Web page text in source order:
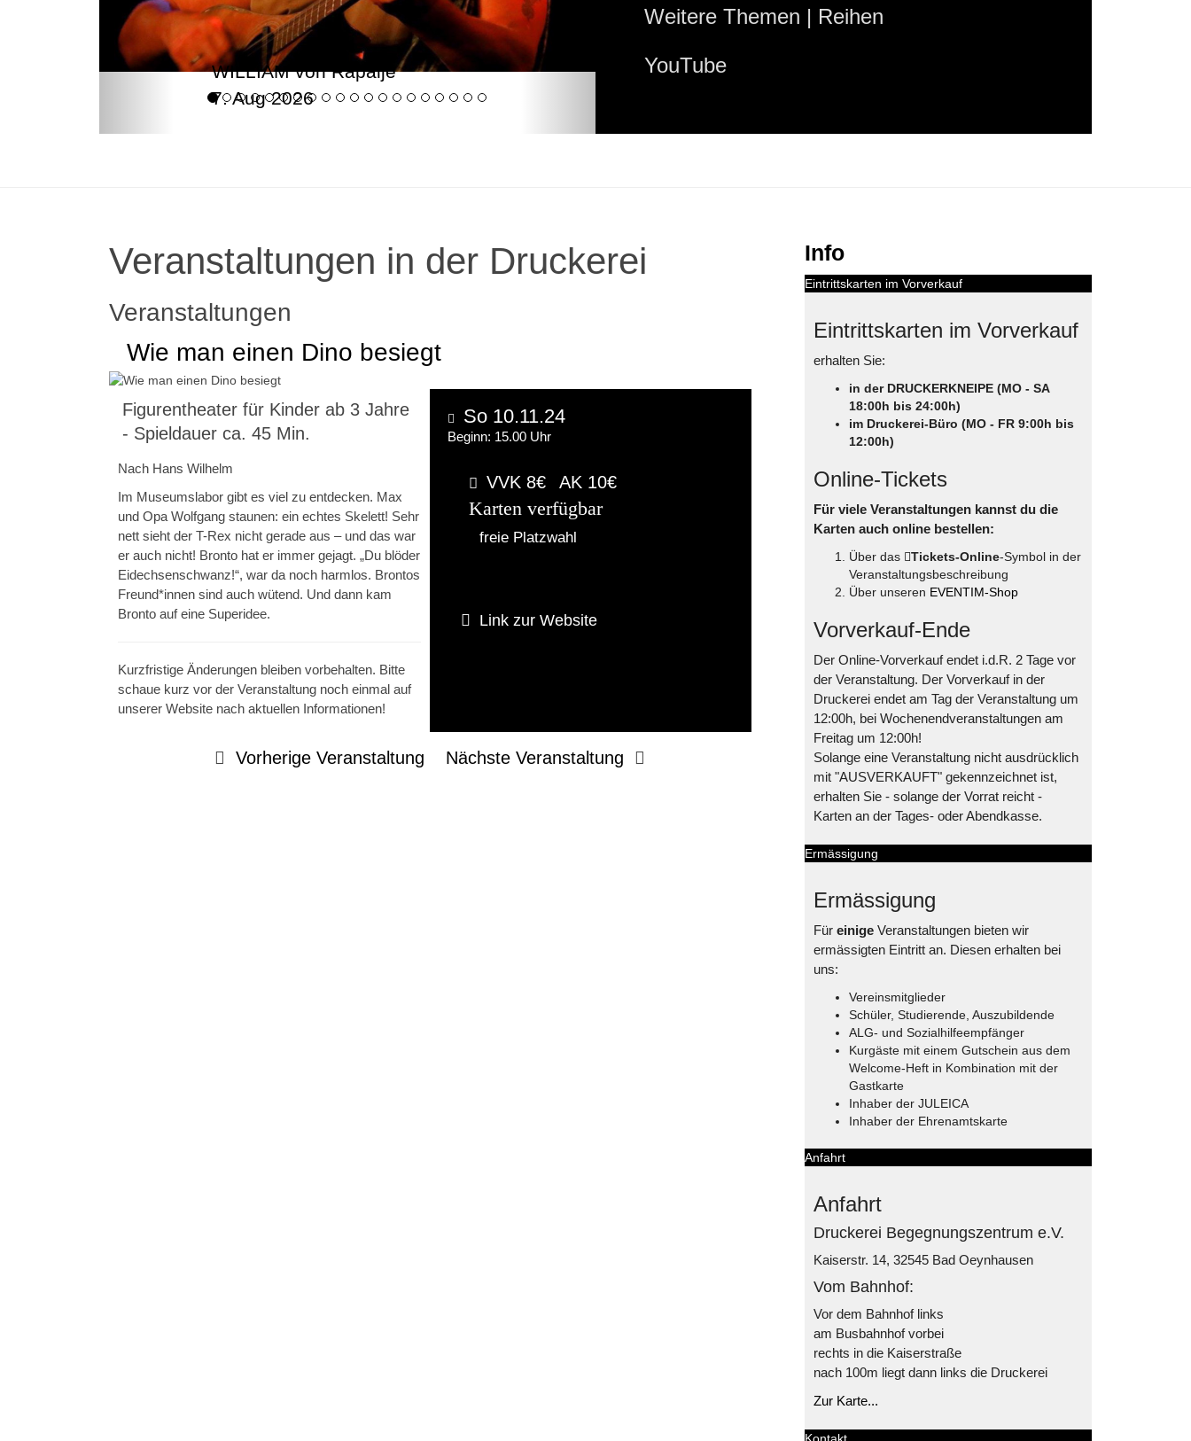
WILLIAM von Rapalje
7. Aug 2026
Weitere Themen | Reihen
YouTube
Veranstaltungen in der Druckerei
Veranstaltungen
Wie man einen Dino besiegt
Figurentheater für Kinder ab 3 Jahre
- Spieldauer ca. 45 Min.
Nach Hans Wilhelm
Im Museumslabor gibt es viel zu entdecken. Max
und Opa Wolfgang staunen: ein echtes Skelett! Sehr
nett sieht der T-Rex nicht gerade aus – und das war
er auch nicht! Bronto hat er immer gejagt. „Du blöder
Eidechsenschwanz!“, war da noch harmlos. Brontos
Freund*innen sind auch wütend. Und dann kam
Bronto auf eine Superidee.
Kurzfristige Änderungen bleiben vorbehalten. Bitte
schaue kurz vor der Veranstaltung noch einmal auf
unserer Website nach aktuellen Informationen!
So 10.11.24
Beginn: 15.00 Uhr
VVK 8€ AK 10€
Karten verfügbar
freie Platzwahl
Link zur Website
Vorherige Veranstaltung Nächste Veranstaltung
Info
Eintrittskarten im Vorverkauf
Eintrittskarten im Vorverkauf
erhalten Sie:
in der DRUCKERKNEIPE (MO - SA
18:00h bis 24:00h)
im Druckerei-Büro (MO - FR 9:00h bis
12:00h)
Online-Tickets
Für viele Veranstaltungen kannst du die
Karten auch online bestellen:
Über das Tickets-Online-Symbol in der
Veranstaltungsbeschreibung
Über unseren EVENTIM-Shop
Vorverkauf-Ende
Der Online-Vorverkauf endet i.d.R. 2 Tage vor
der Veranstaltung. Der Vorverkauf in der
Druckerei endet am Tag der Veranstaltung um
12:00h, bei Wochenendveranstaltungen am
Freitag um 12:00h!
Solange eine Veranstaltung nicht ausdrücklich
mit "AUSVERKAUFT" gekennzeichnet ist,
erhalten Sie - solange der Vorrat reicht -
Karten an der Tages- oder Abendkasse.
Ermässigung
Ermässigung
Für einigeVeranstaltungen bieten wir
ermässigten Eintritt an. Diesen erhalten bei
uns:
Vereinsmitglieder
Schüler, Studierende, Auszubildende
ALG- und Sozialhilfeempfänger
Kurgäste mit einem Gutschein aus dem
Welcome-Heft in Kombination mit der
Gastkarte
Inhaber der JULEICA
Inhaber der Ehrenamtskarte
Anfahrt
Anfahrt
Druckerei Begegnungszentrum e.V.
Kaiserstr. 14, 32545 Bad Oeynhausen
Vom Bahnhof:
Vor dem Bahnhof links
am Busbahnhof vorbei
rechts in die Kaiserstraße
nach 100m liegt dann links die Druckerei
Zur Karte...